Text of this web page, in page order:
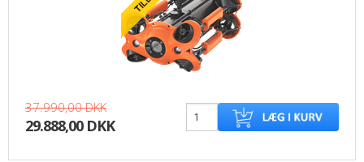
37.990,00 DKK
29.888,00 DKK